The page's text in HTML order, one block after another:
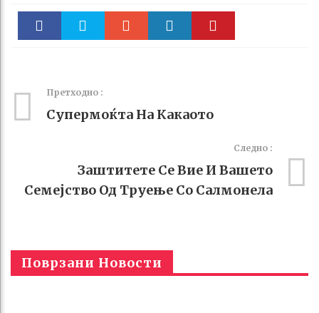
Претходно :
Супермоќта На Какаото
Следно :
Заштитете Се Вие И Вашето
Семејство Од Труење Со Салмонела
Поврзани Новости